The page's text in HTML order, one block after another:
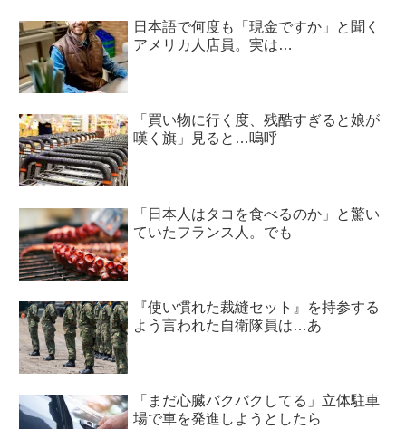
日本語で何度も「現金ですか」と聞く
アメリカ人店員。実は…
「買い物に行く度、残酷すぎると娘が
嘆く旗」見ると…嗚呼
「日本人はタコを食べるのか」と驚い
ていたフランス人。でも
『使い慣れた裁縫セット』を持参する
よう言われた自衛隊員は…あ
「まだ心臓バクバクしてる」立体駐車
場で車を発進しようとしたら